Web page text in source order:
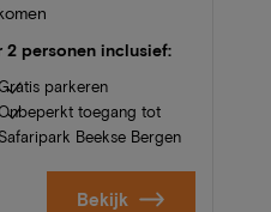
2 personen inclusief:
parkeren
toegang tot
Safaripark Beekse Bergen
Bekijk